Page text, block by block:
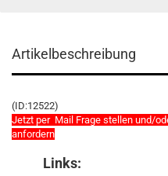
Artikelbeschreibung
(ID:12522)
Jetzt per Mail Frage stellen und/
anfordern
Links: